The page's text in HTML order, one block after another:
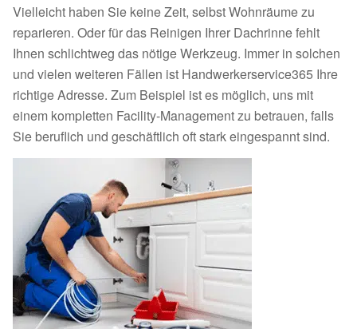
Vielleicht haben Sie keine Zeit, selbst Wohnräume zu
reparieren. Oder für das Reinigen Ihrer Dachrinne fehlt
Ihnen schlichtweg das nötige Werkzeug. Immer in solchen
und vielen weiteren Fällen ist Handwerkerservice365 Ihre
richtige Adresse. Zum Beispiel ist es möglich, uns mit
einem kompletten Facility-Management zu betrauen, falls
Sie beruflich und geschäftlich oft stark eingespannt sind.